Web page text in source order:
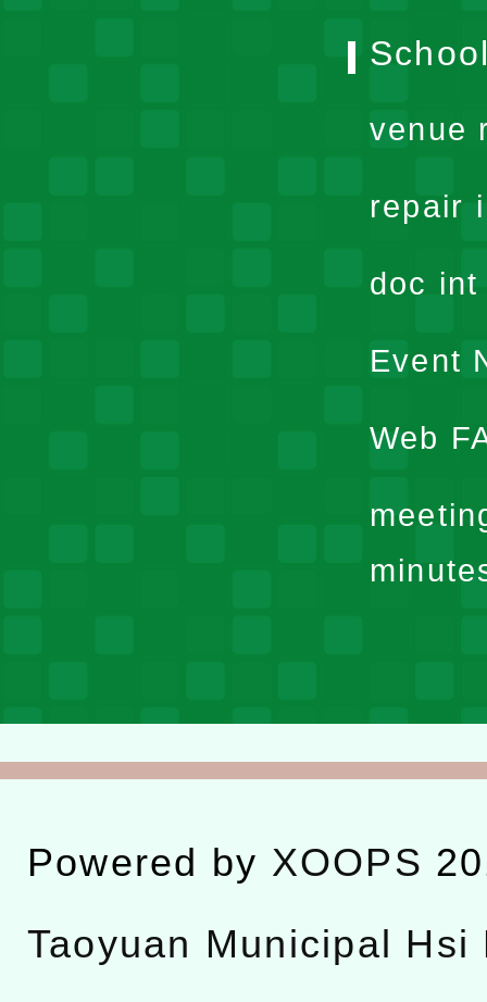
venue
repair
doc
Event
Web
Powered by XOOPS
Taoyuan Municipal Hsi